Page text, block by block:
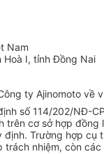
Nam
Hoà I, tỉnh Đồng Nai
ty Ajinomoto về
số 114/202/NĐ-
cơ sở hợp
Trường hợp
nhiệm, còn